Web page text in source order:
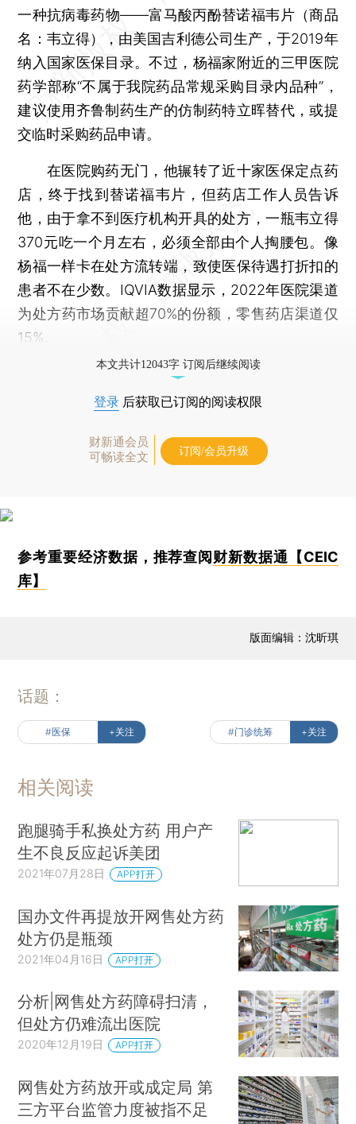
一种抗病毒药物——富马酸丙酚替诺福韦片（商品
名：韦立得），由美国吉利德公司生产，于2019年
纳入国家医保目录。不过，杨福家附近的三甲医院
药学部称“不属于我院药品常规采购目录内品种”，
建议使用齐鲁制药生产的仿制药特立晖替代，或提
交临时采购药品申请。
在医院购药无门，他辗转了近十家医保定点药
店，终于找到替诺福韦片，但药店工作人员告诉
他，由于拿不到医疗机构开具的处方，一瓶韦立得
370元吃一个月左右，必须全部由个人掏腰包。像
杨福一样卡在处方流转端，致使医保待遇打折扣的
患者不在少数。IQVIA数据显示，2022年医院渠道
为处方药市场贡献超70%的份额，零售药店渠道仅
15%。
本文共计12043字 订阅后继续阅读
登录 后获取已订阅的阅读权限
财新通会员
可畅读全文
订阅/会员升级
参考重要经济数据，推荐查阅财新数据通【CEIC
库】
版面编辑：沈昕琪
话题：
#医保 +关注 #门诊统筹 +关注
相关阅读
跑腿骑手私换处方药 用户产
生不良反应起诉美团
2021年07月28日 APP打开
国办文件再提放开网售处方药
处方仍是瓶颈
2021年04月16日 APP打开
分析|网售处方药障碍扫清，
但处方仍难流出医院
2020年12月19日 APP打开
网售处方药放开或成定局 第
三方平台监管力度被指不足